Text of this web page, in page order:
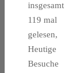
insgesamt
119 mal
gelesen,
Heutige
Besuche